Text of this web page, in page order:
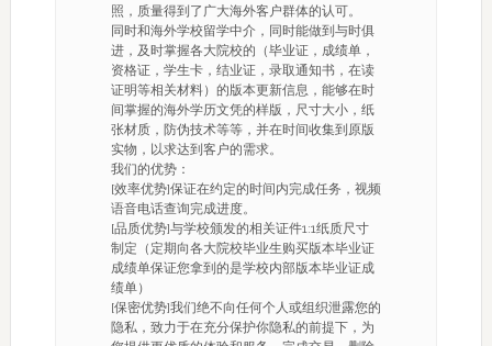
照，质量得到了广大海外客户群体的认可。
同时和海外学校留学中介，同时能做到与时俱
进，及时掌握各大院校的（毕业证，成绩单，
资格证，学生卡，结业证，录取通知书，在读
证明等相关材料）的版本更新信息，能够在时
间掌握的海外学历文凭的样版，尺寸大小，纸
张材质，防伪技术等等，并在时间收集到原版
实物，以求达到客户的需求。
我们的优势：
[效率优势]保证在约定的时间内完成任务，视频
语音电话查询完成进度。
[品质优势]与学校颁发的相关证件1:1纸质尺寸
制定（定期向各大院校毕业生购买版本毕业证
成绩单保证您拿到的是学校内部版本毕业证成
绩单）
[保密优势]我们绝不向任何个人或组织泄露您的
隐私，致力于在充分保护你隐私的前提下，为